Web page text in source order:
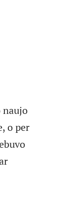
naujo
o per